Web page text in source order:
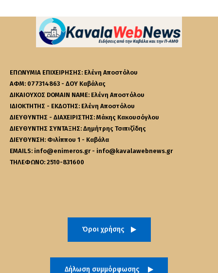
ΕΠΩΝΥΜΙΑ ΕΠΙΧΕΙΡΗΣΗΣ: Ελένη Αποστόλου
ΑΦΜ: 077314863 - ΔΟΥ Καβάλας
ΔΙΚΑΙΟΥΧΟΣ DOMAIN NAME: Ελένη Αποστόλου
ΙΔΙΟΚΤΗΤΗΣ - ΕΚΔΟΤΗΣ: Ελένη Αποστόλου
ΔΙΕΥΘΥΝΤΗΣ - ΔΙΑΧΕΙΡΙΣΤΗΣ: Μάκης Κακουσόγλου
ΔΙΕΥΘΥΝΤΗΣ ΣΥΝΤΑΞΗΣ: Δημήτρης Τσιπιζίδης
ΔΙΕΥΘΥΝΣΗ: Φιλίππου 1 - Καβάλα
EMAILS: info@enimeros.gr - info@kavalawebnews.gr
ΤΗΛΕΦΩΝΟ: 2510-831600
Όροι χρήσης
Δήλωση συμμόρφωσης